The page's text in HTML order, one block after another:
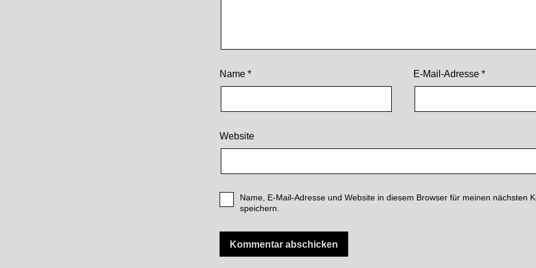
Name * E-Mail-Adresse *
Website
Name, E-Mail-Adresse und Website in diesem Browser für meinen nächsten
speichern.